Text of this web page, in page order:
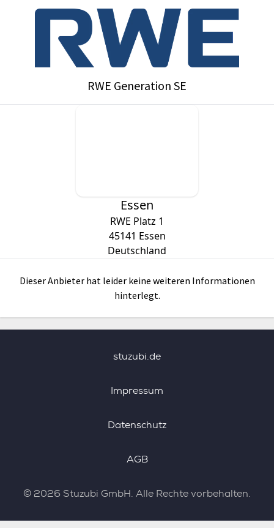
RWE Generation SE
Essen
RWE Platz 1
45141 Essen
Deutschland
Dieser Anbieter hat leider keine weiteren Informationen
hinterlegt.
stuzubi.de
Impressum
Datenschutz
AGB
© 2026 Stuzubi GmbH. Alle Rechte vorbehalten.